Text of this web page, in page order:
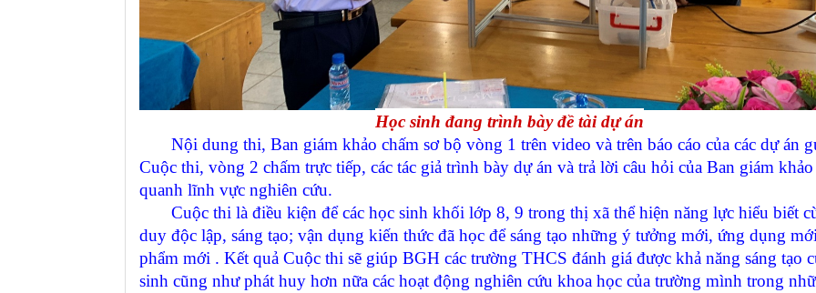
Học sinh đang trình bày đề tài dự án
Nội dung thi, Ban giám khảo chấm sơ bộ vòng 1 trên video và trên báo cáo của các dự án
Cuộc thi, vòng 2 chấm trực tiếp, các tác giả trình bày dự án và trả lời câu hỏi của Ban giám
quanh lĩnh vực nghiên cứu.
Cuộc thi là điều kiện để các học sinh khối lớp 8, 9 trong thị xã thể hiện năng lực hiểu biết
duy độc lập, sáng tạo; vận dụng kiến thức đã học để sáng tạo những ý tưởng mới, ứng dụng
phẩm mới . Kết quả Cuộc thi sẽ giúp BGH các trường THCS đánh giá được khả năng sáng tạo
sinh cũng như phát huy hơn nữa các hoạt động nghiên cứu khoa học của trường mình trong